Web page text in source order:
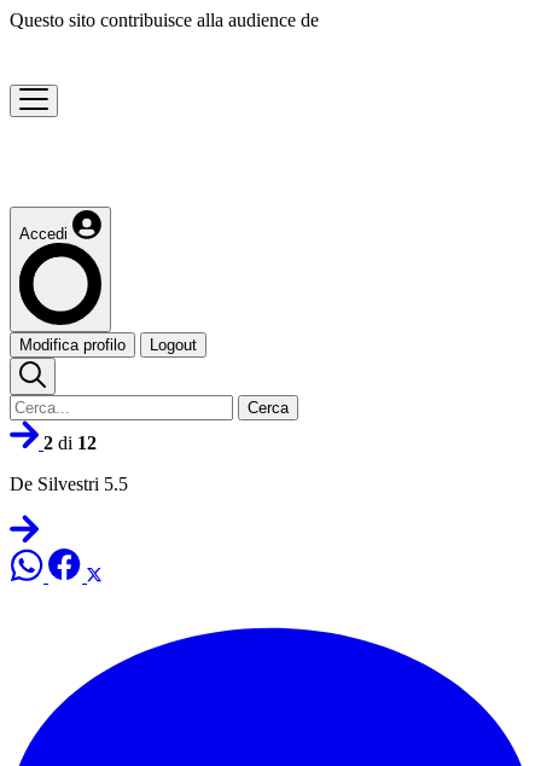
Questo sito contribuisce alla audience de
Accedi
Modifica profilo Logout
Cerca
2 di 12
De Silvestri 5.5